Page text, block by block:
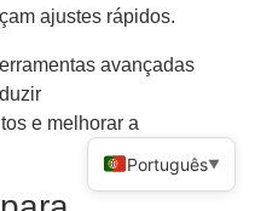
ajustes rápidos.
avançadas
e melhorar a
Português▼